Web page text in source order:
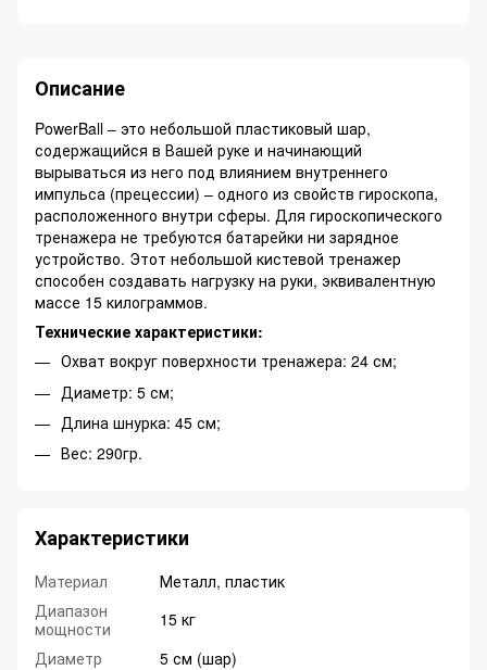
Описание
PowerBall – это небольшой пластиковый шар,
содержащийся в Вашей руке и начинающий
вырываться из него под влиянием внутреннего
импульса (прецессии) – одного из свойств гироскопа,
расположенного внутри сферы. Для гироскопического
тренажера не требуются батарейки ни зарядное
устройство. Этот небольшой кистевой тренажер
способен создавать нагрузку на руки, эквивалентную
массе 15 килограммов.
Технические характеристики:
Охват вокруг поверхности тренажера: 24 см;
Диаметр: 5 см;
Длина шнурка: 45 см;
Вес: 290гр.
Характеристики
Материал
Металл, пластик
Диапазон
мощности
15 кг
Диаметр
5 см (шар)